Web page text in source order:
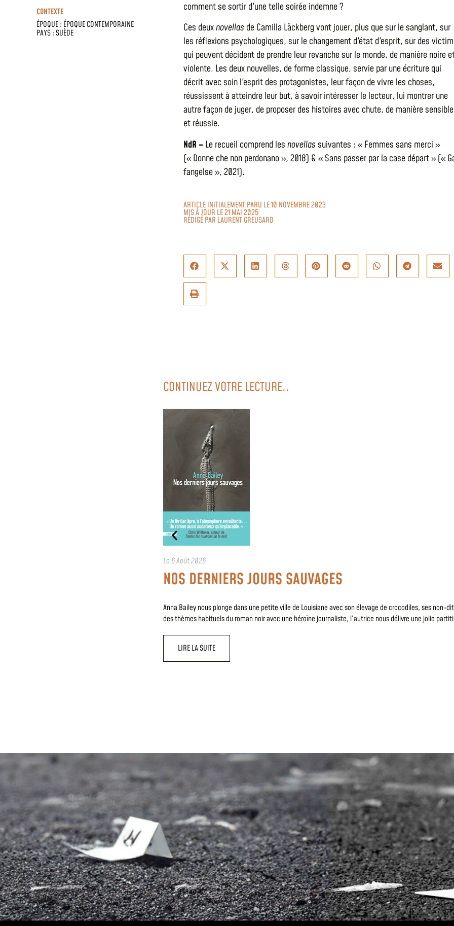
CONTEXTE
ÉPOQUE : ÉPOQUE CONTEMPORAINE
PAYS :SUÈDE
comment se sortir d'une telle soirée indemne ?
Ces deuxnovellas de Camilla Läckberg vont jouer, plus que sur le sanglant, sur
les réflexions psychologiques, sur le changement d'état d'esprit, sur des
qui peuvent décident de prendre leur revanche sur le monde, de manière noire
violente. Les deux nouvelles, de forme classique, servie par une écriture qui
décrit avec soin l'esprit des protagonistes, leur façon de vivre les choses,
réussissent à atteindre leur but, à savoir intéresser le lecteur, lui montrer une
autre façon de juger, de proposer des histoires avec chute, de manière sensible
et réussie.
NdR – Le recueil comprend les novellassuivantes : « Femmes sans merci »
(« Donne che non perdonano », 2018) & « Sans passer par la case départ » («
fangelse », 2021).
ARTICLE INITIALEMENT PARU LE 10 NOVEMBRE 2023
MIS À JOUR LE 21 MAI 2025
RÉDIGÉ PAR LAURENT GREUSARD
CONTINUEZ VOTRE LECTURE..
Le 6 Août 2026
NOS DERNIERS JOURS SAUVAGES
Anna Bailey nous plonge dans une petite ville de Louisiane avec son élevage de crocodiles, ses
des thèmes habituels du roman noir avec une héroïne journaliste, l’autrice nous délivre une jolie
LIRE LA SUITE